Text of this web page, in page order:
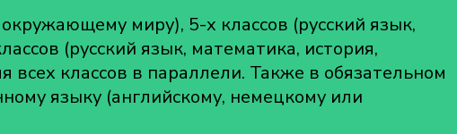
миру), 5-х классов (русский язык,
(русский язык, математика, история,
классов в параллели. Также в обязательном
языку (английскому, немецкому или